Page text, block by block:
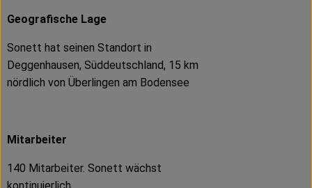
Geografische Lage
Sonett hat seinen Standort in
Deggenhausen, Süddeutschland, 15 km
nördlich von Überlingen am Bodensee
Mitarbeiter
140 Mitarbeiter. Sonett wächst